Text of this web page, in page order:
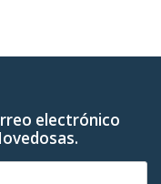
electrónico